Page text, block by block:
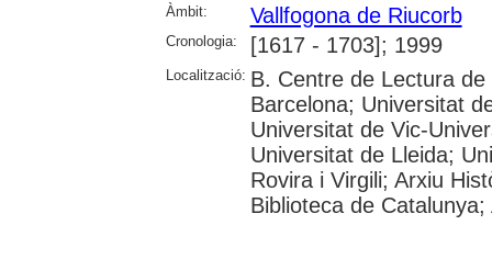
Àmbit: Vallfogona de Riucorb
Cronologia: [1617 - 1703]; 1999
Localització: B. Centre de Lectura
Barcelona; Universitat
Universitat de Vic-
Universitat de Lleida;
Rovira i Virgili; Arxiu
Biblioteca de